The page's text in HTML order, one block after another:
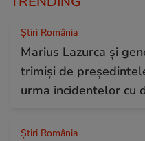
Știri România
Marius Lazurca și
trimiși de
urma incidentelor cu
Știri România